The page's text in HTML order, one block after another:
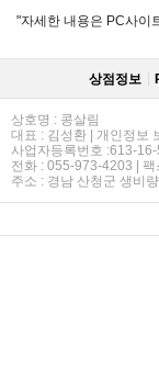
"자세한 내용은 PC사이
상점정보
상호명 : 콩살림
대표 : 김성환 | 개인정보
사업자등록번호 :613-
전화 : 055-973-4203 |
주소 : 경남 산청군 생비